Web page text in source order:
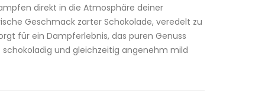
direkt in die Atmosphäre deiner
Geschmack zarter Schokolade, veredelt zu
für ein Dampferlebnis, das puren Genuss
schokoladig und gleichzeitig angenehm mild